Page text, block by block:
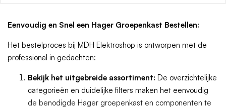
Eenvoudig en Snel een Hager Groepenkast Bestellen:
Het bestelproces bij MDH Elektroshop is ontworpen met de
professional in gedachten:
Bekijk het uitgebreide assortiment: De overzichtelijke
categorieën en duidelijke filters maken het eenvoudig
de benodigde Hager groepenkast en componenten te